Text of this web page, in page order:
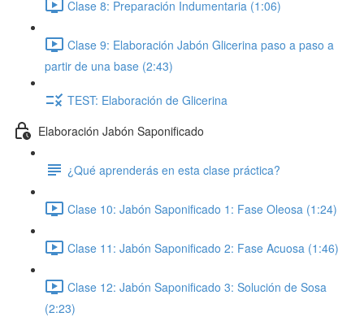
Clase 8: Preparación Indumentaria (1:06)
Clase 9: Elaboración Jabón Glicerina paso a paso a
partir de una base (2:43)
TEST: Elaboración de Glicerina
Elaboración Jabón Saponificado
¿Qué aprenderás en esta clase práctica?
Clase 10: Jabón Saponificado 1: Fase Oleosa (1:24)
Clase 11: Jabón Saponificado 2: Fase Acuosa (1:46)
Clase 12: Jabón Saponificado 3: Solución de Sosa
(2:23)